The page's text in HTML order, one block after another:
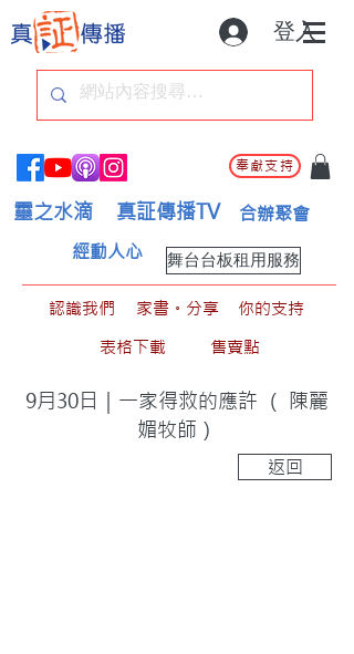
登入
奉獻支持
靈之水滴 真証傳播TV 合辦聚會
舞台台板租用服務
經動人心
認識我們 家書。分享
你的支持
表格下載
售賣點
9月30日｜一家得救的應許 （ 陳麗
媚牧師）
返回